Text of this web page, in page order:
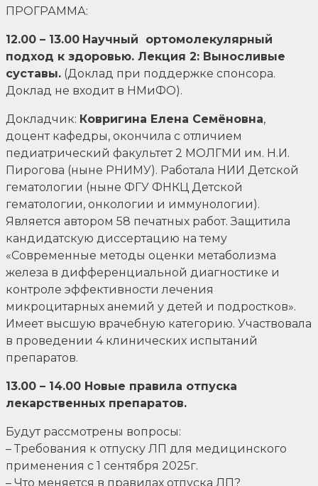
ПРОГРАММА:
12.00 – 13.00 Научный ортомолекулярный
подход к здоровью. Лекция 2: Выносливые
суставы. (Доклад при поддержке спонсора.
Доклад не входит в НМиФО).
Докладчик: Ковригина Елена Семёновна,
доцент кафедры, окончила с отличием
педиатрический факультет 2 МОЛГМИ им. Н.И.
Пирогова (ныне РНИМУ). Работала НИИ Детской
гематологии (ныне ФГУ ФНКЦ Детской
гематологии, онкологии и иммунологии).
Является автором 58 печатных работ. Защитила
кандидатскую диссертацию на тему
«Современные методы оценки метаболизма
железа в дифференциальной диагностике и
контроле эффективности лечения
микроцитарных анемий у детей и подростков».
Имеет высшую врачебную категорию. Участвовала
в проведении 4 клинических испытаний
препаратов.
13.00 – 14.00 Новые правила отпуска
лекарственных препаратов.
Будут рассмотрены вопросы:
– Требования к отпуску ЛП для медицинского
применения с 1 сентября 2025г.
– Что меняется в правилах отпуска ЛП?